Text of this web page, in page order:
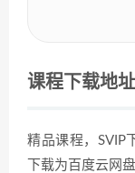
课程下载地址
精品课程，SVIP
下载为百度云网